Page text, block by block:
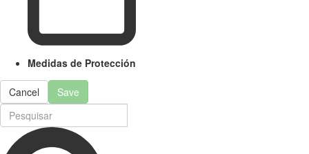
Medidas de Protección
Cancel Save